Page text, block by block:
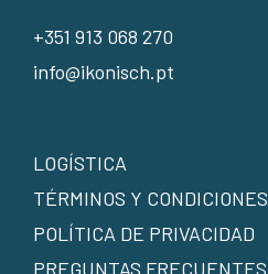
+351 913 068 270
info@ikonisch.pt
LOGÍSTICA
TÉRMINOS Y CONDICIONES
POLÍTICA DE PRIVACIDAD
PREGUNTAS FRECUENTES